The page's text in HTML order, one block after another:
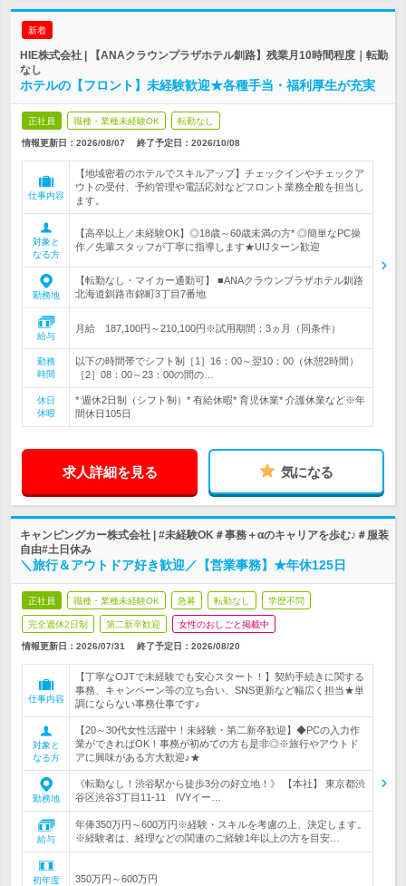
新着
HIE株式会社 | 【ANAクラウンプラザホテル釧路】残業月10時間程度｜転勤
なし
ホテルの【フロント】未経験歓迎★各種手当・福利厚生が充実
正社員 職種・業種未経験OK 転勤なし
情報更新日：2026/08/07 終了予定日： 2026/10/08
仕事内容
【地域密着のホテルでスキルアップ】チェックインやチェックア
ウトの受付、予約管理や電話応対などフロント業務全般を担当し
ます。
対象と
なる方
【高卒以上／未経験OK】◎18歳～60歳未満の方* ◎簡単なPC操
作／先輩スタッフが丁寧に指導します★UIJターン歓迎
勤務地
【転勤なし・マイカー通勤可】 ■ANAクラウンプラザホテル釧路
北海道釧路市錦町3丁目7番地
給与
月給 187,100円～210,100円※試用期間：3ヵ月（同条件）
勤務
時間
以下の時間帯でシフト制［1］16：00～翌10：00（休憩2時間）
［2］08：00～23：00の間の…
休日
休暇
* 週休2日制（シフト制）* 有給休暇* 育児休業* 介護休業など※年
間休日105日
求人詳細を見る 気になる
キャンピングカー株式会社 | #未経験OK＃事務＋αのキャリアを歩む♪＃服装
自由#土日休み
＼旅行＆アウトドア好き歓迎／【営業事務】★年休125日
正社員 職種・業種未経験OK 急募 転勤なし 学歴不問
完全週休2日制 第二新卒歓迎 女性のおしごと掲載中
情報更新日：2026/07/31 終了予定日： 2026/08/20
仕事内容
【丁寧なOJTで未経験でも安心スタート！】契約手続きに関する
事務、キャンペーン等の立ち合い、SNS更新など幅広く担当★単
調にならない事務仕事です♪
対象と
なる方
【20～30代女性活躍中！未経験・第二新卒歓迎】◆PCの入力作
業ができればOK！事務が初めての方も是非◎※旅行やアウトド
アに興味がある方大歓迎♪★
勤務地
《転勤なし！渋谷駅から徒歩3分の好立地！》 【本社】 東京都渋
谷区渋谷3丁目11‐11 IVYイー…
給与
年俸350万円～600万円※経験・スキルを考慮の上、決定します。
※経験者は、経理などの関連のご経験1年以上の方を目安…
初年度
350万円～600万円